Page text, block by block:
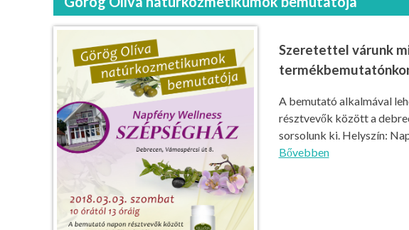
Szeretettel várunk
A bemutató alkalmával
résztvevők között a
sorsolunk ki. Helyszín:
Bővebben